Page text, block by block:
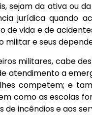
sejam da ativa ou
jurídica quando
vida e de
militar e seus
militares, cabe
atendimento a
competem; e
como as escolas
incêndios e aos